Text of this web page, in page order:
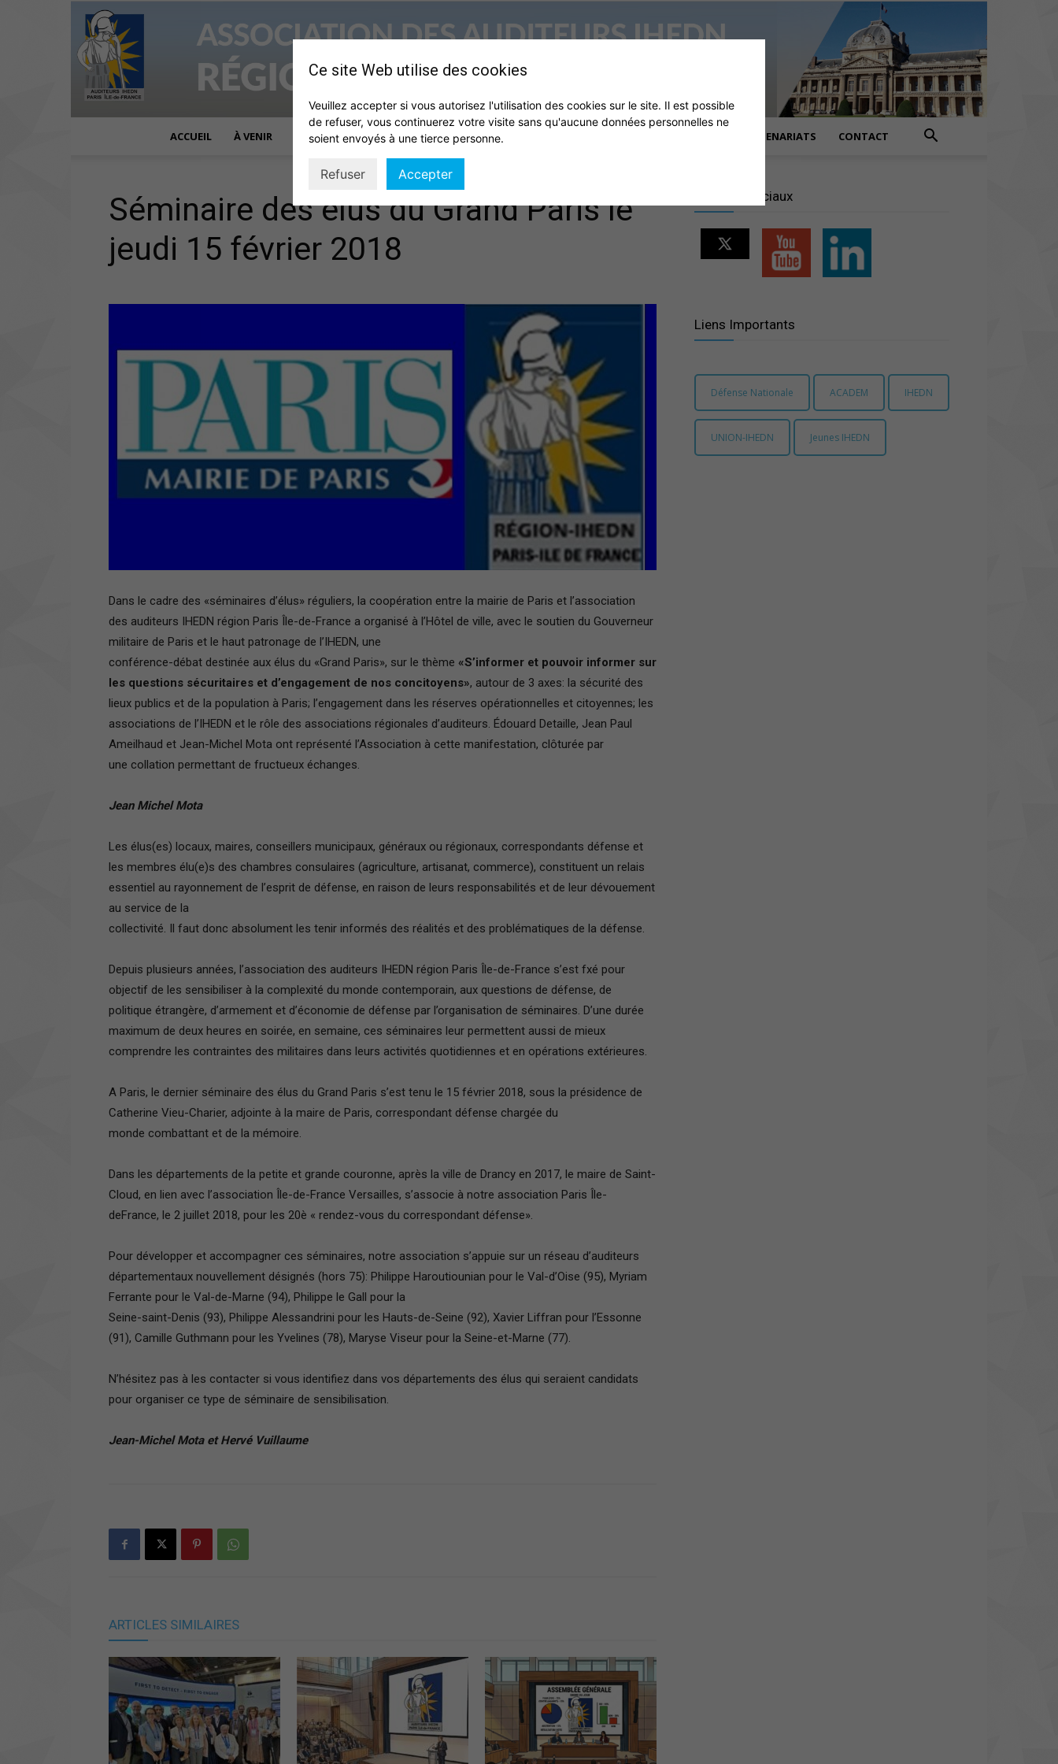
auditeurs
IHEDN
Région
Ile-
de-
France
ACCUEIL À VENIR ACTUALITÉS QUI SOMMES NOUS ? PARTENARIATS CONTACT
Séminaire des élus du Grand Paris le
jeudi 15 février 2018
Dans le cadre des «séminaires d’élus» réguliers, la coopération entre la mairie de Paris et l’association
des auditeurs IHEDN région Paris Île-de-France a organisé à l’Hôtel de ville, avec le soutien du Gouverneur
militaire de Paris et le haut patronage de l’IHEDN, une
conférence-débat destinée aux élus du «Grand Paris», sur le thème «S’informer et pouvoir informer sur
les questions sécuritaires et d’engagement de nos concitoyens», autour de 3 axes: la sécurité des
lieux publics et de la population à Paris; l’engagement dans les réserves opérationnelles et citoyennes; les
associations de l’IHEDN et le rôle des associations régionales d’auditeurs. Édouard Detaille, Jean Paul
Ameilhaud et Jean-Michel Mota ont représenté l’Association à cette manifestation, clôturée par
une collation permettant de fructueux échanges.
Jean Michel Mota
Les élus(es) locaux, maires, conseillers municipaux, généraux ou régionaux, correspondants défense et
les membres élu(e)s des chambres consulaires (agriculture, artisanat, commerce), constituent un relais
essentiel au rayonnement de l’esprit de défense, en raison de leurs responsabilités et de leur dévouement
au service de la
collectivité. Il faut donc absolument les tenir informés des réalités et des problématiques de la défense.
Depuis plusieurs années, l’association des auditeurs IHEDN région Paris Île-de-France s’est fxé pour
objectif de les sensibiliser à la complexité du monde contemporain, aux questions de défense, de
politique étrangère, d’armement et d’économie de défense par l’organisation de séminaires. D’une durée
maximum de deux heures en soirée, en semaine, ces séminaires leur permettent aussi de mieux
comprendre les contraintes des militaires dans leurs activités quotidiennes et en opérations extérieures.
A Paris, le dernier séminaire des élus du Grand Paris s’est tenu le 15 février 2018, sous la présidence de
Catherine Vieu-Charier, adjointe à la maire de Paris, correspondant défense chargée du
monde combattant et de la mémoire.
Dans les départements de la petite et grande couronne, après la ville de Drancy en 2017, le maire de Saint-
Cloud, en lien avec l’association Île-de-France Versailles, s’associe à notre association Paris Île-
deFrance, le 2 juillet 2018, pour les 20è « rendez-vous du correspondant défense».
Pour développer et accompagner ces séminaires, notre association s’appuie sur un réseau d’auditeurs
départementaux nouvellement désignés (hors 75): Philippe Haroutiounian pour le Val-d’Oise (95), Myriam
Ferrante pour le Val-de-Marne (94), Philippe le Gall pour la
Seine-saint-Denis (93), Philippe Alessandrini pour les Hauts-de-Seine (92), Xavier Liffran pour l’Essonne
(91), Camille Guthmann pour les Yvelines (78), Maryse Viseur pour la Seine-et-Marne (77).
N’hésitez pas à les contacter si vous identifiez dans vos départements des élus qui seraient candidats
pour organiser ce type de séminaire de sensibilisation.
Jean-Michel Mota et Hervé Vuillaume
ARTICLES SIMILAIRES
Réseaux sociaux
Liens Importants
Défense Nationale ACADEM IHEDN
UNION-IHEDN Jeunes IHEDN
Ce site Web utilise des cookies
Veuillez accepter si vous autorisez l'utilisation des cookies sur le site. Il est possible
de refuser, vous continuerez votre visite sans qu'aucune données personnelles ne
soient envoyés à une tierce personne.
Refuser Accepter